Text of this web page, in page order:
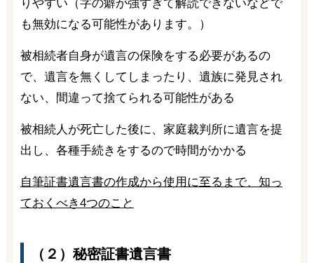
りやすい（字の癖が強すぎて解読できないなどで
も無効になる可能性があります。）
被相続者自身が遺言の保険をする必要があるの
で、遺言を無くしてしまったり、遺族に発見され
ない、間違って捨てられる可能性がある
被相続人が死亡した後に、家庭裁判所に遺言を提
出し、各種手続きをするので時間がかかる
自筆証書遺言書の作成から使用に至るまで、知っ
ておくべき4つのこと
（２）秘密証書遺言書